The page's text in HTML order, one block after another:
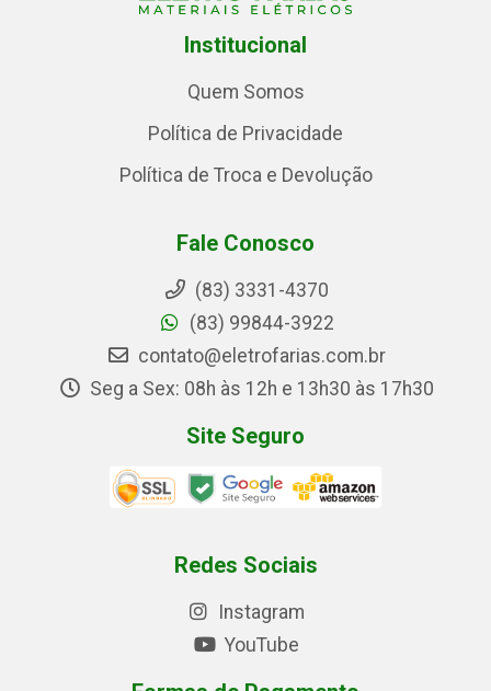
Institucional
Quem Somos
Política de Privacidade
Política de Troca e Devolução
Fale Conosco
(83) 3331-4370
(83) 99844-3922
contato@eletrofarias.com.br
Seg a Sex: 08h às 12h e 13h30 às 17h30
Site Seguro
Redes Sociais
Instagram
YouTube